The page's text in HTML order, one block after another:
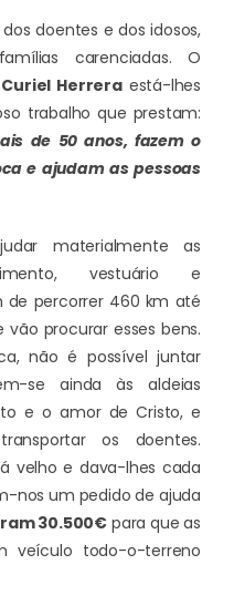
doentes e dos idosos,
carenciadas. O
Herreraestá-lhes
trabalho que prestam:
de 50 anos, fazem o
e ajudam as pessoas
materialmente as
vestuário e
percorrer 460 km até
procurar esses bens.
não é possível juntar
se ainda às aldeias
e o amor de Cristo, e
os doentes.
velho e dava-lhes cada
nos um pedido de ajuda
30.500€para que as
veículo todo-o-terreno